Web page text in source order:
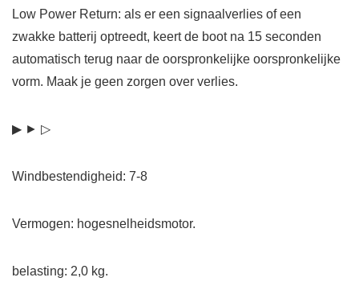
Low Power Return: als er een signaalverlies of een
zwakke batterij optreedt, keert de boot na 15 seconden
automatisch terug naar de oorspronkelijke oorspronkelijke
vorm. Maak je geen zorgen over verlies.
▶ ► ▷
Windbestendigheid: 7-8
Vermogen: hogesnelheidsmotor.
belasting: 2,0 kg.